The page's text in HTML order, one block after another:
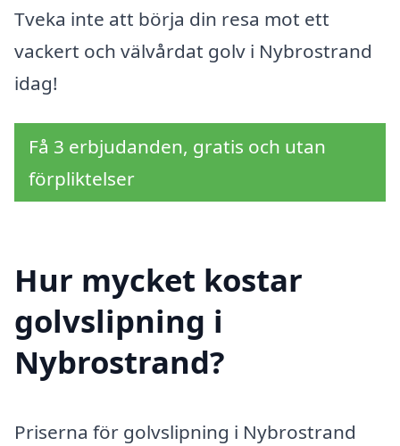
Tveka inte att börja din resa mot ett
vackert och välvårdat golv i Nybrostrand
idag!
Få 3 erbjudanden, gratis och utan
förpliktelser
Hur mycket kostar
golvslipning i
Nybrostrand?
Priserna för golvslipning i Nybrostrand